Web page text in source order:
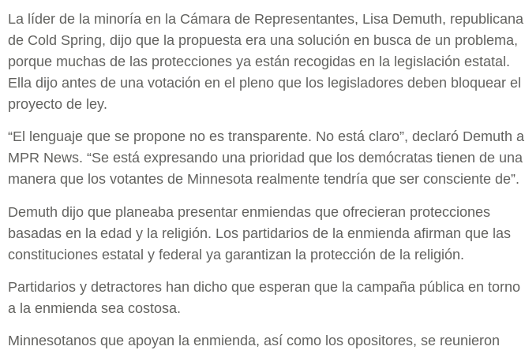
La líder de la minoría en la Cámara de Representantes, Lisa Demuth, republicana
de Cold Spring, dijo que la propuesta era una solución en busca de un problema,
porque muchas de las protecciones ya están recogidas en la legislación estatal.
Ella dijo antes de una votación en el pleno que los legisladores deben bloquear el
proyecto de ley.
“El lenguaje que se propone no es transparente. No está claro”, declaró Demuth a
MPR News. “Se está expresando una prioridad que los demócratas tienen de una
manera que los votantes de Minnesota realmente tendría que ser consciente de”.
Demuth dijo que planeaba presentar enmiendas que ofrecieran protecciones
basadas en la edad y la religión. Los partidarios de la enmienda afirman que las
constituciones estatal y federal ya garantizan la protección de la religión.
Partidarios y detractores han dicho que esperan que la campaña pública en torno
a la enmienda sea costosa.
Minnesotanos que apoyan la enmienda, así como los opositores, se reunieron